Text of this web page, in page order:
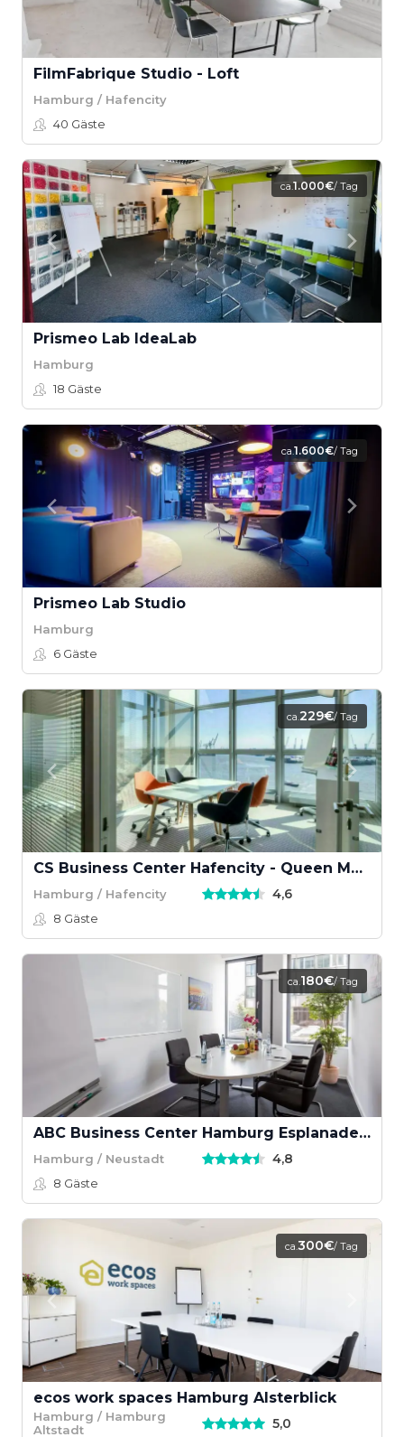
FilmFabrique Studio - Loft
Hamburg / Hafencity
40 Gäste
ca.1.000€/ Tag
Prismeo Lab IdeaLab
Hamburg
18 Gäste
ca.1.600€/ Tag
Prismeo Lab Studio
Hamburg
6 Gäste
ca.229€/ Tag
CS Business Center Hafencity - Queen Mary
Hamburg / Hafencity 4,6
8 Gäste
ca.180€/ Tag
ABC Business Center Hamburg Esplanade - Venedig
Hamburg / Neustadt 4,8
8 Gäste
ca.300€/ Tag
ecos work spaces Hamburg Alsterblick
Hamburg / Hamburg
Altstadt
5,0